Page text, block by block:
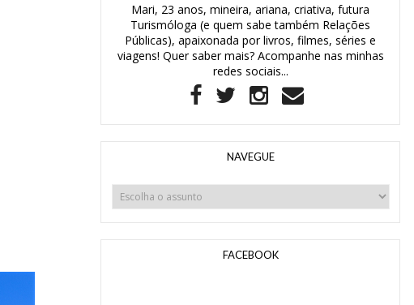
Mari, 23 anos, mineira, ariana, criativa, futura
Turismóloga (e quem sabe também Relações
Públicas), apaixonada por livros, filmes, séries e
viagens! Quer saber mais? Acompanhe nas minhas
redes sociais...
NAVEGUE
FACEBOOK